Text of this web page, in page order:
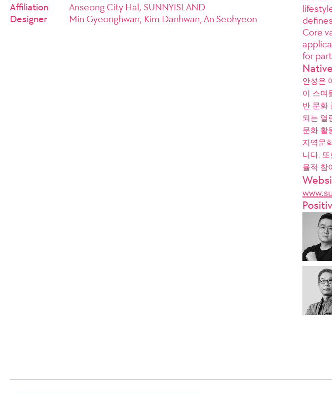
Affiliation
Anseong City Hal, SUNNYISLAND
Designer
Min Gyeonghwan, Kim Danhwan, An Seohyeon
Core
for
Native
안성은
이 스며
반 문화
되는 열
문화 활
지역문
니다.
율적 참